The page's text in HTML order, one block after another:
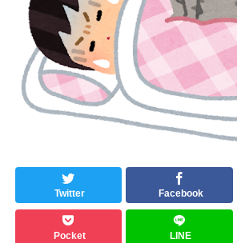
Twitter Facebook
Pocket LINE